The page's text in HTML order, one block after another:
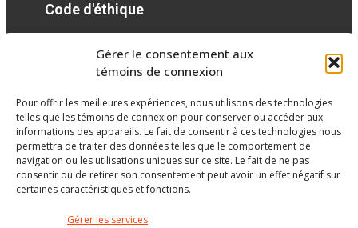
Gérer le consentement aux
témoins de connexion
Pour offrir les meilleures expériences, nous utilisons des technologies
telles que les témoins de connexion pour conserver ou accéder aux
informations des appareils. Le fait de consentir à ces technologies nous
permettra de traiter des données telles que le comportement de
navigation ou les utilisations uniques sur ce site. Le fait de ne pas
consentir ou de retirer son consentement peut avoir un effet négatif sur
certaines caractéristiques et fonctions.
Gérer les services
Code d'éthique
Réseaux sociaux
facebook
twittergoogleplusgoogleplusgoogleplus